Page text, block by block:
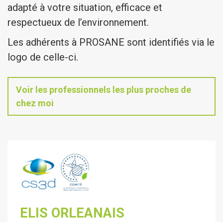
adapté à votre situation, efficace et
respectueux de l’environnement.
Les adhérents à PROSANE sont identifiés via le
logo de celle-ci.
Voir les professionnels les plus proches de
chez moi
ELIS ORLEANAIS